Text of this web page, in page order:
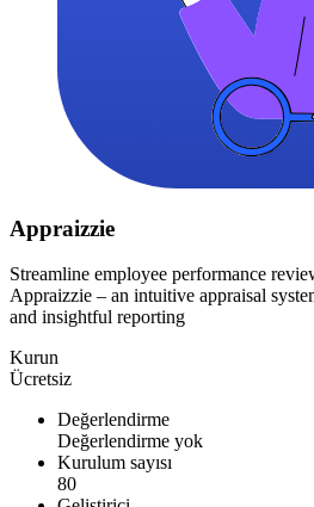
Appraizzie
Streamline employee performance
Appraizzie – an intuitive appraisal
and insightful reporting
Kurun
Ücretsiz
Değerlendirme
Değerlendirme yok
Kurulum sayısı
80